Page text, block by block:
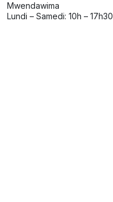
Mwendawima
Lundi – Samedi: 10h – 17h30